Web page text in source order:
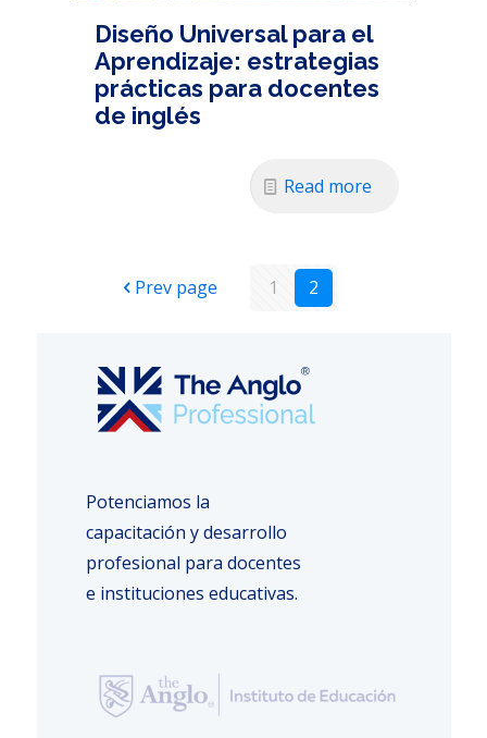
Diseño Universal para el
Aprendizaje: estrategias
prácticas para docentes
de inglés
Read more
Prev page 1 2
Potenciamos la
capacitación y desarrollo
profesional para docentes
e instituciones educativas.